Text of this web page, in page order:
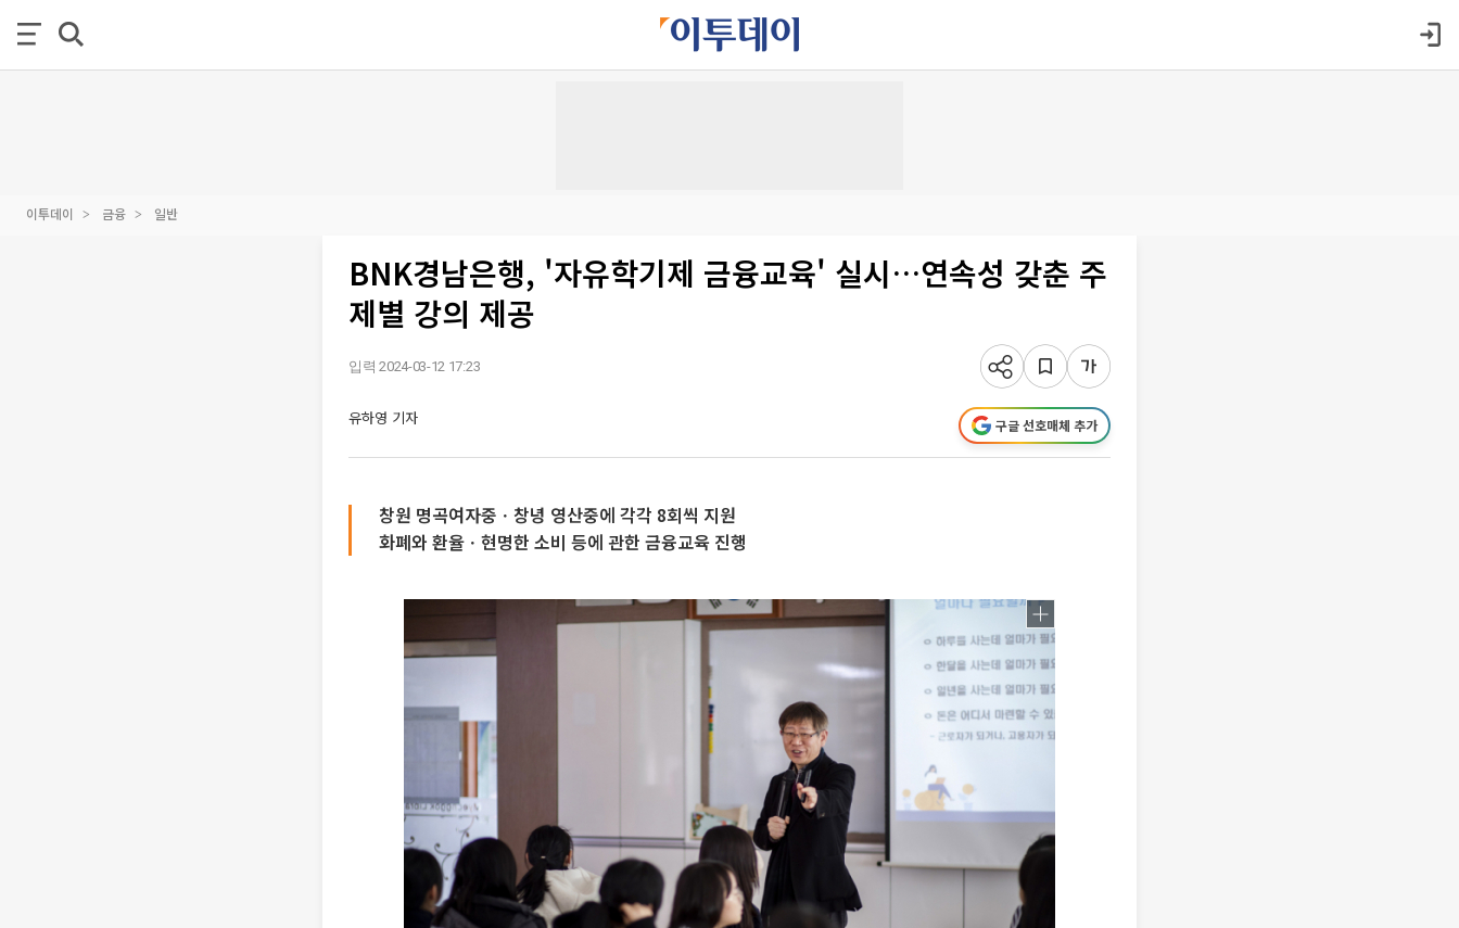
이투데이 금융 일반
BNK경남은행, '자유학기제 금융교육' 실시…연속성 갖춘 주
제별 강의 제공
입력 2024-03-12 17:23
유하영 기자 구글 선호매체 추가
창원 명곡여자중ㆍ창녕 영산중에 각각 8회씩 지원
화폐와 환율ㆍ현명한 소비 등에 관한 금융교육 진행